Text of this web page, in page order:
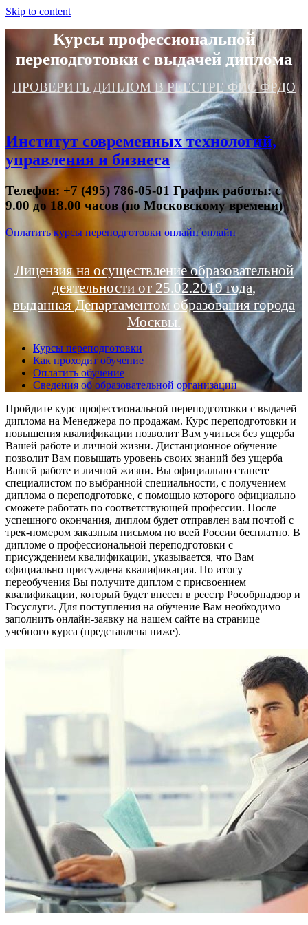
Skip to content
Курсы профессиональной
переподготовки с выдачей диплома
ПРОВЕРИТЬ ДИПЛОМ В РЕЕСТРЕ ФИС ФРДО
Институт современных технологий,
управления и бизнеса
Телефон: +7 (495) 786-05-01 График работы: с
9.00 до 18.00 часов (по Московскому времени)
Оплатить курсы переподготовки онлайн онлайн
Лицензия на осуществление образовательной
деятельности от 25.02.2019 года,
выданная Департаментом образования города
Москвы.
Курсы переподготовки
Как проходит обучение
Оплатить обучение
Сведения об образовательной организации
Пройдите курс профессиональной переподготовки с выдачей
диплома на Менеджера по продажам. Курс переподготовки и
повышения квалификации позволит Вам учиться без ущерба
Вашей работе и личной жизни. Дистанционное обучение
позволит Вам повышать уровень своих знаний без ущерба
Вашей работе и личной жизни. Вы официально станете
специалистом по выбранной специальности, с получением
диплома о переподготовке, с помощью которого официально
сможете работать по соответствующей профессии. После
успешного окончания, диплом будет отправлен вам почтой с
трек-номером заказным письмом по всей России бесплатно. В
дипломе о профессиональной переподготовки с
присуждением квалификации, указывается, что Вам
официально присуждена квалификация. По итогу
переобучения Вы получите диплом с присвоением
квалификации, который будет внесен в реестр Рособрнадзор и
Госуслуги. Для поступления на обучение Вам необходимо
заполнить онлайн-заявку на нашем сайте на странице
учебного курса (представлена ниже).